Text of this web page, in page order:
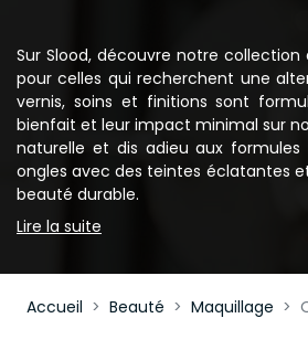
Sur Slood, découvre notre collection
pour celles qui recherchent une
vernis, soins et finitions sont
bienfait et leur impact minimal sur
naturelle et dis adieu aux formules
ongles avec des teintes éclatantes
beauté durable.
Lire la suite
Accueil Beauté Maquillage